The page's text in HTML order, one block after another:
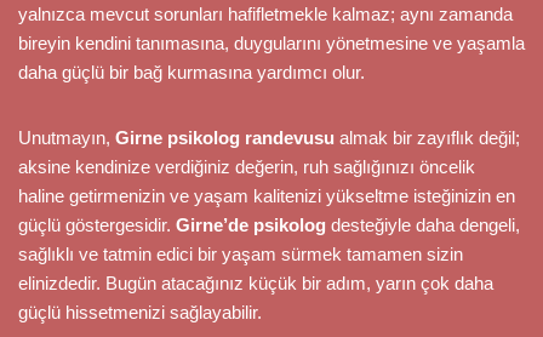
yalnızca mevcut sorunları hafifletmekle kalmaz; aynı zamanda
bireyin kendini tanımasına, duygularını yönetmesine ve yaşamla
daha güçlü bir bağ kurmasına yardımcı olur.
Unutmayın, Girne psikolog randevusu almak bir zayıflık değil;
aksine kendinize verdiğiniz değerin, ruh sağlığınızı öncelik
haline getirmenizin ve yaşam kalitenizi yükseltme isteğinizin en
güçlü göstergesidir. Girne’de psikolog desteğiyle daha dengeli,
sağlıklı ve tatmin edici bir yaşam sürmek tamamen sizin
elinizdedir. Bugün atacağınız küçük bir adım, yarın çok daha
güçlü hissetmenizi sağlayabilir.